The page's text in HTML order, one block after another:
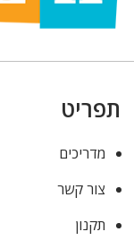
תפריט
מדריכים
צור קשר
תקנון